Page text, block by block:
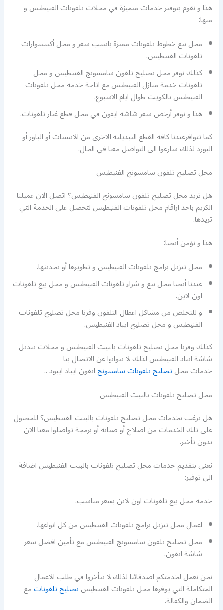
هذا و نقوم بتوفير خدمات متميزة في محلات تلفونات الفنيطيس و
منها:
محل بيع خطوط تلفونات مميزة بانسب سعر و محل أكسسوارات
تلفونات الفنيطيس.
كذلك نوفر محل تصليح تلفون سامسونج الفنيطيس و محل
تلفونات خدمة منازل الفنيطيس مع اتاحة خدمة محل تلفونات
الفنيطيس بالكويت طوال ايام الاسبوع.
هذا و نوفر أرخص سعر شاشة ايفون في محل قطع غيار تلفونات.
كما تتوافرعندنا كافة القطع التبديلية الاخرى من الايسيات أو الباور أو
البورد لذلك سارعوا الى التواصل معنا في الحال.
محل تصليح تلفون سامسونج الفنيطيس
هل تريد محل تصليح تلفون سامسونج الفنيطيس؟ اتصل الان عميلنا
الكريم باحد اراقام محل تلفونات الفنيطيس لتحصل على الخدمة التي
تريدها.
هذا و نؤمن أيضا:
محل تنزيل برامج تلفونات الفنيطيس و تطويرها أو تحديثها.
عندنا أيضا محل بيع و شراء تلفونات الفنيطيس و محل بيع تلفونات
اون لاين.
و للتخلص من مشاكل اعطال التلفون وفرنا محل تصليح تلفونات
الفنيطيس و محل تصليح ايباد الفنيطيس.
كذلك وفرنا محل تصليح تلفونات بالبيت الفنيطيس و محلات تبديل
شاشة ايباد الفنيطيس لذلك لا تتوانوا عن الاتصال بنا
خدمات محلتصليح تلفونات سامسونجايفون ايباد ايبود ..
محل تصليح تلفونات بالبيت الفنيطيس
هل ترغب بخدمات محل تصليح تلفونات بالبيت الفنيطيس؟ للحصول
على تلك الخدمات من اصلاح أو صيانة أو برمجة تواصلوا معنا الان
بدون تأخير.
نعنى بتقديم خدمات محل تصليح تلفونات بالبيت الفنيطيس اضافة
الي توفير:
خدمة محل بيع تلفونات اون لاين بسعر مناسب.
اعمال محل تنزيل برامج تلفونات الفنيطيس من كل انواعها.
محل تصليح تلفون سامسونج الفنيطيس مع تأمين افضل سعر
شاشة ايفون.
نحن نعمل لخدمتكم اصدقائنا لذلك لا تتأخروا في طلب الاعمال
المتكاملة التي يوفرها محل تلفونات الفنيطيستصليح تلفوناتمع
الضمان والكفالة.